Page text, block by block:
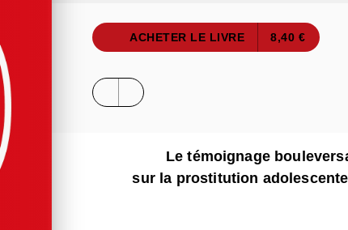
ACHETER LE LIVRE 8,40 €
Le témoignage
sur la prostitution